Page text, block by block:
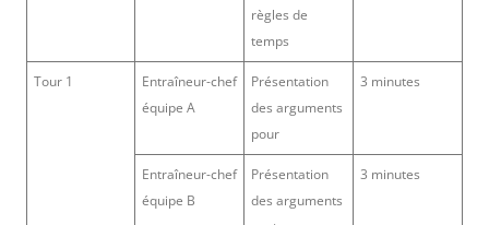
règles de
temps
Tour 1
Entraîneur-chef
équipe A
Présentation
des arguments
pour
3 minutes
Entraîneur-chef
équipe B
Présentation
des arguments
3 minutes